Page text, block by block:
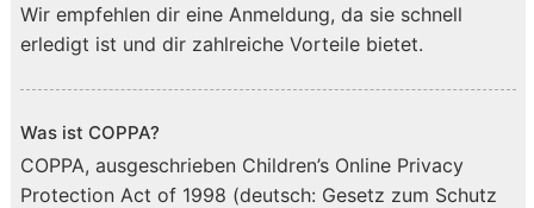
Wir empfehlen dir eine Anmeldung, da sie schnell
erledigt ist und dir zahlreiche Vorteile bietet.
Was ist COPPA?
COPPA, ausgeschrieben Children’s Online Privacy
Protection Act of 1998 (deutsch: Gesetz zum Schutz